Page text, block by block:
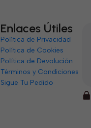
Enlaces Útiles
Política de Privacidad
Política de Cookies
Política de Devolución
Términos y Condiciones
Sigue Tu Pedido